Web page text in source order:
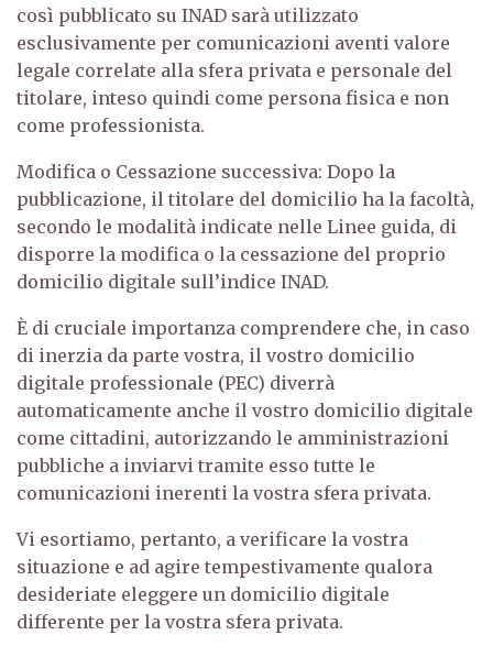
così pubblicato su INAD sarà utilizzato
esclusivamente per comunicazioni aventi valore
legale correlate alla sfera privata e personale del
titolare, inteso quindi come persona fisica e non
come professionista.
Modifica o Cessazione successiva: Dopo la
pubblicazione, il titolare del domicilio ha la facoltà,
secondo le modalità indicate nelle Linee guida, di
disporre la modifica o la cessazione del proprio
domicilio digitale sull’indice INAD.
È di cruciale importanza comprendere che, in caso
di inerzia da parte vostra, il vostro domicilio
digitale professionale (PEC) diverrà
automaticamente anche il vostro domicilio digitale
come cittadini, autorizzando le amministrazioni
pubbliche a inviarvi tramite esso tutte le
comunicazioni inerenti la vostra sfera privata.
Vi esortiamo, pertanto, a verificare la vostra
situazione e ad agire tempestivamente qualora
desideriate eleggere un domicilio digitale
differente per la vostra sfera privata.